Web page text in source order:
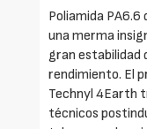
Poliamida
una merma
gran estabilidad
rendimiento. El
Technyl 4Earth
técnicos